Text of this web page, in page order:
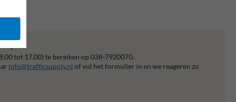
tot 17.00) te bereiken op 038-7920070.
info@trafficsupply.nl of vul het formulier in en we reageren zo